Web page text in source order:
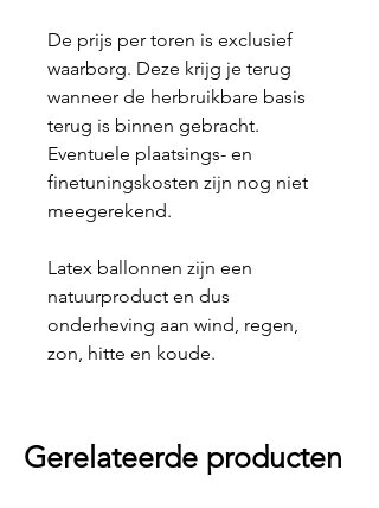
De prijs per toren is exclusief
waarborg. Deze krijg je terug
wanneer de herbruikbare basis
terug is binnen gebracht.
Eventuele plaatsings- en
finetuningskosten zijn nog niet
meegerekend.
Latex ballonnen zijn een
natuurproduct en dus
onderheving aan wind, regen,
zon, hitte en koude.
Gerelateerde producten